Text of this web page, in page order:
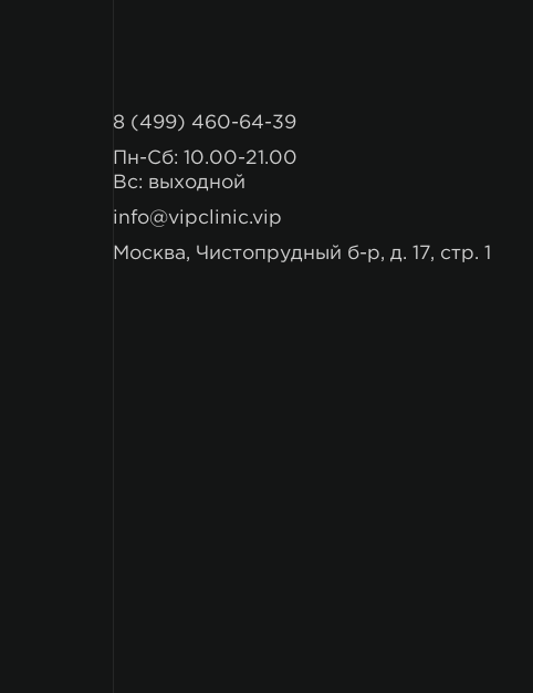
8 (499) 460-64-39
Пн-Сб: 10.00-21.00
Вс: выходной
info@vipclinic.vip
Москва, Чистопрудный б-р, д. 17, стр. 1